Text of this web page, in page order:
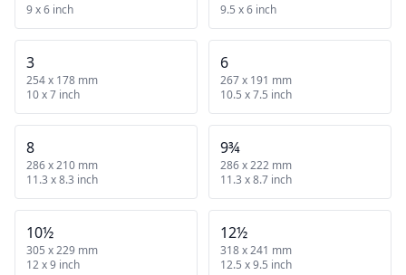
9 x 6 inch
9.5 x 6 inch
3
254 x 178 mm
10 x 7 inch
6
267 x 191 mm
10.5 x 7.5 inch
8
286 x 210 mm
11.3 x 8.3 inch
9¾
286 x 222 mm
11.3 x 8.7 inch
10½
305 x 229 mm
12 x 9 inch
12½
318 x 241 mm
12.5 x 9.5 inch